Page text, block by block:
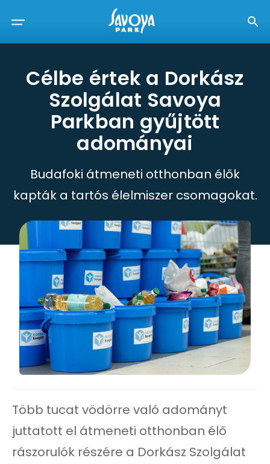
Célbe értek a Dorkász
Szolgálat Savoya
Parkban gyűjtött
adományai
Budafoki átmeneti otthonban élők
kapták a tartós élelmiszer csomagokat.
Több tucat vödörre való adományt
juttatott el átmeneti otthonban élő
rászorulók részére a Dorkász Szolgálat